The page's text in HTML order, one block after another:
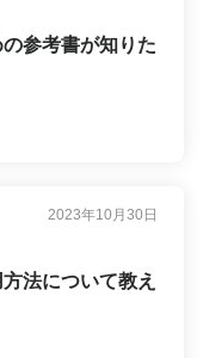
参考書が知りた
2023年10月30日
法について教え